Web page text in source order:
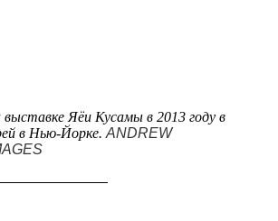
Яёи Кусамы в 2013 году в
в Нью-Йорке.ANDREW